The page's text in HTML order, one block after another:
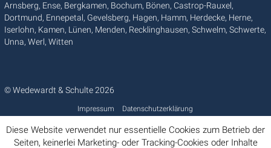
Arnsberg, Ense, Bergkamen, Bochum, Bönen, Castrop-Rauxel,
Dortmund, Ennepetal, Gevelsberg, Hagen, Hamm, Herdecke, Herne,
Iserlohn, Kamen, Lünen, Menden, Recklinghausen, Schwelm, Schwerte,
Unna, Werl, Witten
© Wedewardt & Schulte 2026
Impressum Datenschutzerklärung
Diese Website verwendet nur essentielle Cookies zum Betrieb der
Seiten, keinerlei Marketing- oder Tracking-Cookies oder Inhalte